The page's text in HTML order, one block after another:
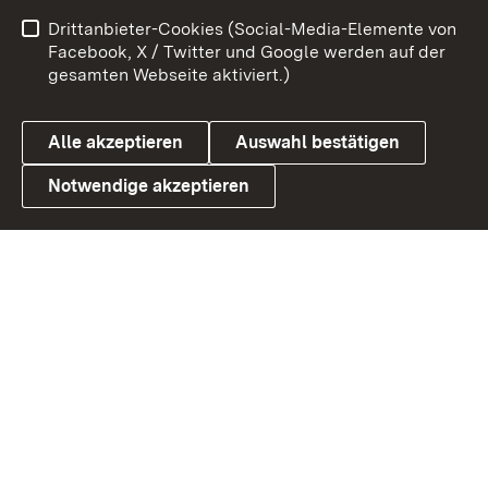
Link zum Landesportal
Barrierefreiheit
Datenschutz
Cookies
Drittanbieter-Cookies (Social-Media-Elemente von
Facebook, X / Twitter und Google werden auf der
gesamten Webseite aktiviert.)
Alle akzeptieren Auswahl bestätigen
Notwendige akzeptieren